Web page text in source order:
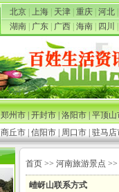
北京 上海 天津 重庆 河北
湖南
广东 广西 海南 四川
郑州市|开封市|洛阳市|平顶山
商丘市 信阳市 周口市 驻马店
首页 >> 河南旅游景点 >>
嵖岈山联系方式